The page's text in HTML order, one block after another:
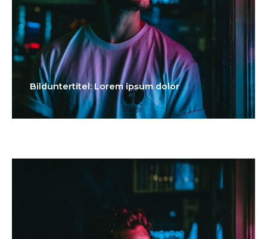
Bilduntertitel: Lorem ipsum dolor